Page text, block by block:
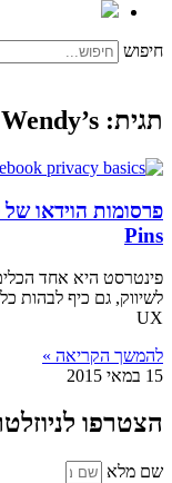
חיפוש
תגית: Wendy’s
Pins
פינטרסט היא אחד
לשיווק, גם כיף לבהות
UX
להמשך הקריאה »
15 במאי 2015
הצטרפו
שם מלא